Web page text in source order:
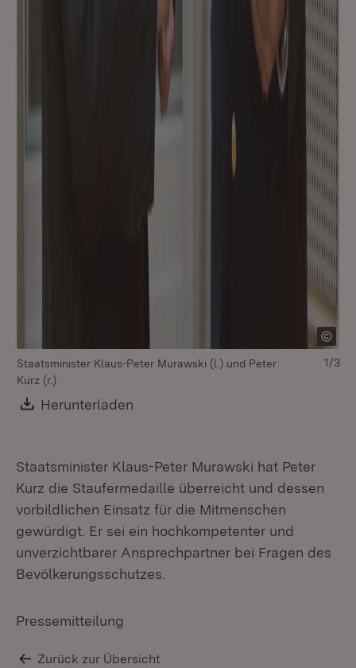
Staatsminister Klaus-Peter Murawski (l.) und Peter
Kurz (r.)
Download:
Herunterladen
1/3
Staatsminister Klaus-Peter Murawski hat Peter
Kurz die Staufermedaille überreicht und dessen
vorbildlichen Einsatz für die Mitmenschen
gewürdigt. Er sei ein hochkompetenter und
unverzichtbarer Ansprechpartner bei Fragen des
Bevölkerungsschutzes.
Pressemitteilung
Zurück zur Übersicht